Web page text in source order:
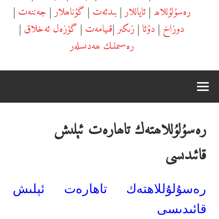
رەسۇلۇللاھ|ئاياللار|بىدئەت|گۇناھلار|جەننەت|
دوزاخ|دۇئا|زىكىر|قىيامەت|گۈزەل ئەخلاق|
رەسىملىك ھەدىسلەر
رەسۇلۇللاھتەك تاھارەت ئېلىش
قائىدىسى
رەسۇلۇللاھتەك تاھارەت ئېلىش
قائىدىسى